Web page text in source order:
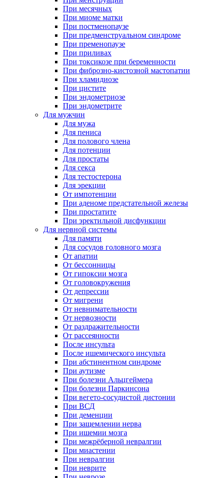
При месячных
При миоме матки
При постменопаузе
При предменструальном синдроме
При пременопаузе
При приливах
При токсикозе при беременности
При фиброзно-кистозной мастопатии
При хламидиозе
При цистите
При эндометриозе
При эндометрите
Для мужчин
Для мужа
Для пениса
Для полового члена
Для потенции
Для простаты
Для секса
Для тестостерона
Для эрекции
От импотенции
При аденоме предстательной железы
При простатите
При эректильной дисфункции
Для нервной системы
Для памяти
Для сосудов головного мозга
От апатии
От бессонницы
От гипоксии мозга
От головокружения
От депрессии
От мигрени
От невнимательности
От нервозности
От раздражительности
От рассеянности
После инсульта
После ишемического инсульта
При абстинентном синдроме
При аутизме
При болезни Альцгеймера
При болезни Паркинсона
При вегето-сосудистой дистонии
При ВСД
При деменции
При защемлении нерва
При ишемии мозга
При межрёберной невралгии
При миастении
При невралгии
При неврите